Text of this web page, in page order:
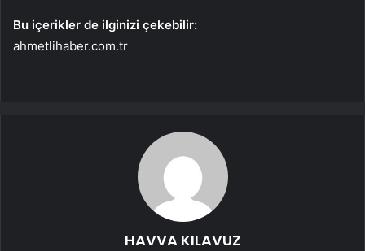
Bu içerikler de ilginizi çekebilir:
ahmetlihaber.com.tr
HAVVA KILAVUZ